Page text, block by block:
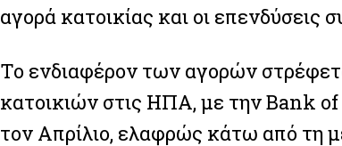
αγορά κατοικίας και οι επενδύσεις
Το ενδιαφέρον των αγορών
κατοικιών στις ΗΠΑ, με την Bank
τον Απρίλιο, ελαφρώς κάτω από τη